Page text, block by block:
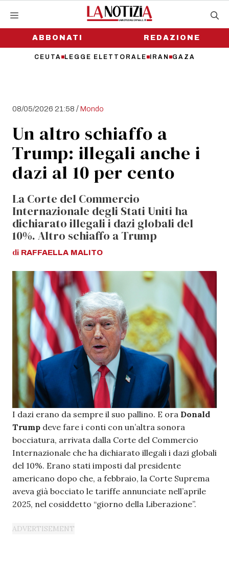
contenutoABBONATI
CEUTA LEGGE ELETTORALE IRAN GAZA
REDAZIONE
08/05/2026 21:58 /Mondo
Un altro schiaffo a
Trump: illegali anche i
dazi al 10 per cento
La Corte del Commercio
Internazionale degli Stati Uniti ha
dichiarato illegali i dazi globali del
10%. Altro schiaffo a Trump
di RAFFAELLA MALITO
I dazi erano da sempre il suo pallino. E ora Donald
Trump deve fare i conti con un’altra sonora
bocciatura, arrivata dalla Corte del Commercio
Internazionale che ha dichiarato illegali i dazi globali
del 10%. Erano stati imposti dal presidente
americano dopo che, a febbraio, la Corte Suprema
aveva già bocciato le tariffe annunciate nell’aprile
2025, nel cosiddetto “giorno della Liberazione”.